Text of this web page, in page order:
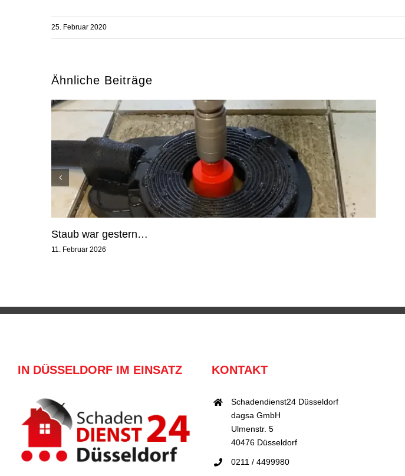
25. Februar 2020
Ähnliche Beiträge
Staub war gestern…
11. Februar 2026
IN DÜSSELDORF IM EINSATZ KONTAKT
Schadendienst24 Düsseldorf
dagsa GmbH
Ulmenstr. 5
40476 Düsseldorf
0211 / 4499980